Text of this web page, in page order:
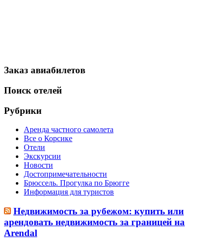
Заказ авиабилетов
Поиск отелей
Рубрики
Аренда частного самолета
Все о Корсике
Отели
Экскурсии
Новости
Достопримечательности
Брюссель. Прогулка по Брюгге
Информация для туристов
Недвижимость за рубежом: купить или
арендовать недвижимость за границей на
Arendal